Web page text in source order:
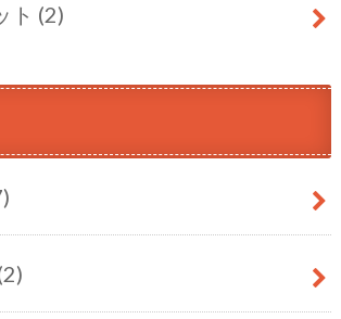
ト (2)